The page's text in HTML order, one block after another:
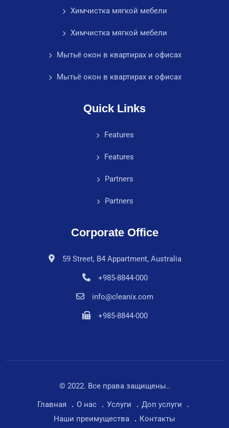
Химчистка мягкой мебели
Химчистка мягкой мебели
Мытьё окон в квартирах и офисах
Мытьё окон в квартирах и офисах
Quick Links
Features
Features
Partners
Partners
Corporate Office
59 Street, B4 Appartment, Australia
+985-8844-000
info@cleanix.com
+985-8844-000
© 2022. Все права защищены..
Главная
О нас Услуги
Доп услуги
Наши преимущества
Контакты